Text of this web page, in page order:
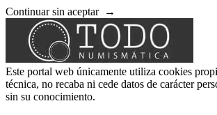
Continuar sin aceptar →
Este portal web únicamente utiliza cookies
técnica, no recaba ni cede datos de carácter
sin su conocimiento.